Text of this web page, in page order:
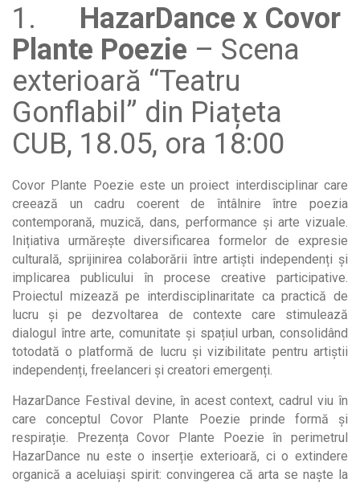
1. HazarDance x Covor
Plante Poezie – Scena
exterioară “Teatru
Gonflabil” din Piațeta
CUB, 18.05, ora 18:00
Covor Plante Poezie este un proiect interdisciplinar care
creează un cadru coerent de întâlnire între poezia
contemporană, muzică, dans, performance și arte vizuale.
Inițiativa urmărește diversificarea formelor de expresie
culturală, sprijinirea colaborării între artiști independenți și
implicarea publicului în procese creative participative.
Proiectul mizează pe interdisciplinaritate ca practică de
lucru și pe dezvoltarea de contexte care stimulează
dialogul între arte, comunitate și spațiul urban, consolidând
totodată o platformă de lucru și vizibilitate pentru artiștii
independenți, freelanceri și creatori emergenți.
HazarDance Festival devine, în acest context, cadrul viu în
care conceptul Covor Plante Poezie prinde formă și
respirație. Prezența Covor Plante Poezie în perimetrul
HazarDance nu este o inserție exterioară, ci o extindere
organică a aceluiași spirit: convingerea că arta se naște la